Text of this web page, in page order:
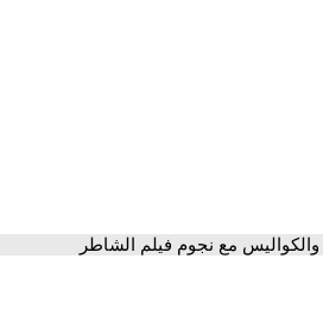
والكواليس مع نجوم فيلم الشاطر